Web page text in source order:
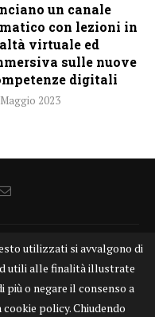
un canale
con lezioni in
virtuale ed
sulle nuove
digitali
2023
Cookie Contatti
- P.IVA: 15049871005
utilizzati si avvalgono di
utili alle finalità illustrate
più o negare il consenso a
policy. Chiudendo